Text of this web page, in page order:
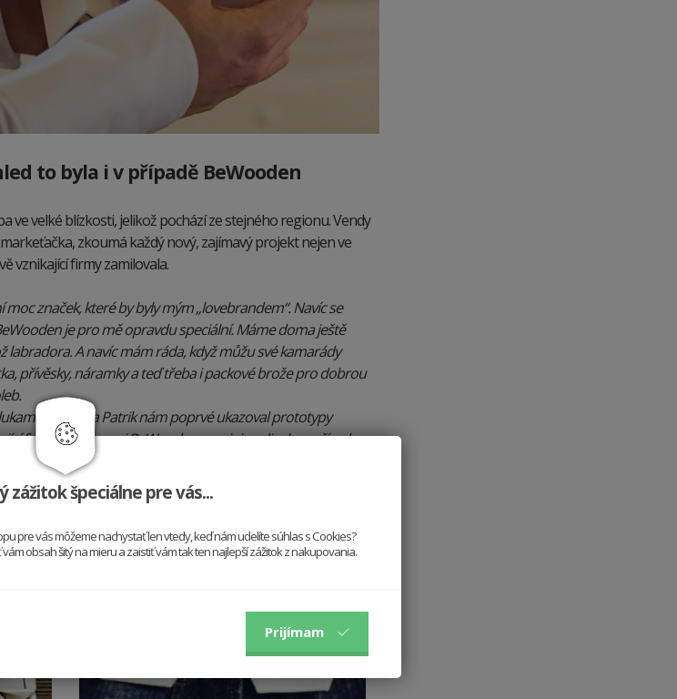
to byla i v případě BeWooden
ve velké blízkosti, jelikož pochází ze stejného regionu. Vendy
zkoumá každý nový, zajímavý projekt nejen ve
vznikající firmy zamilovala.
moc značek, které by byly mým „lovebrandem“. Navíc se
je pro mě opravdu speciální. Máme doma ještě
A navíc mám ráda, když můžu své kamarády
přívěsky, náramky a teď třeba i packové brože pro dobrou
na pivo a Patrik nám poprvé ukazoval prototypy
firmy. Dnes se mi BeWooden asociuje s divokou přírodou.
který používám jako peněženku.
zážitok špeciálne pre vás...
pre vás môžeme nachystať len vtedy, keď nám udelíte súhlas s Cookies?
obsah šitý na mieru a zaistiť vám tak ten najlepší zážitok z nakupovania.
Prijímam